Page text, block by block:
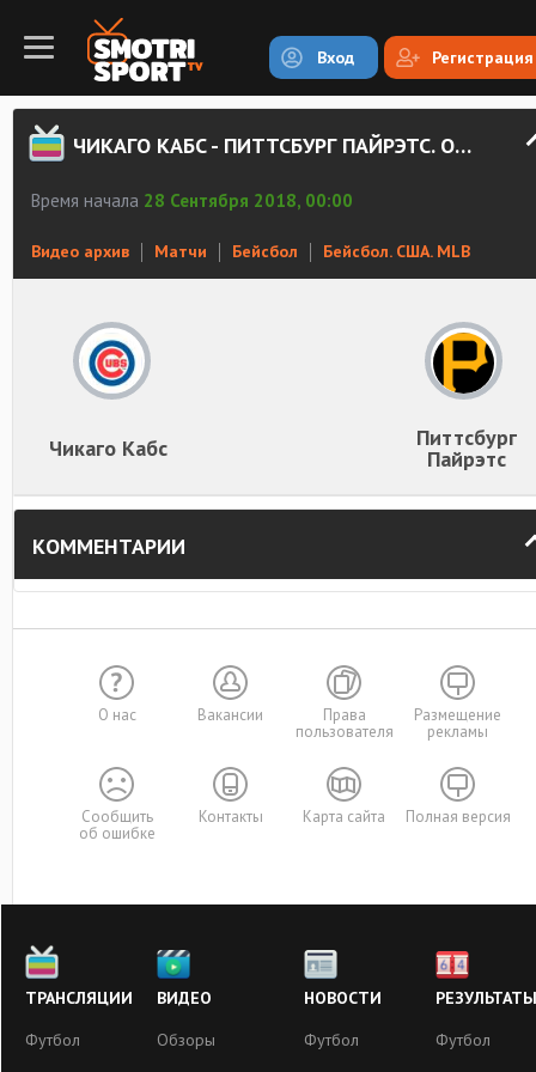
Вход Регистрация
ЧИКАГО КАБC - ПИТТСБУРГ ПАЙРЭТС. ОБЗОР МАТЧА
Время начала 28 Сентября 2018, 00:00
Видео архив Матчи Бейсбол Бейсбол. США. MLB
Чикаго Кабc Питтсбург
Пайрэтс
КОММЕНТАРИИ
О нас Вакансии
Права
пользователя
Размещение
рекламы
Сообщить
об ошибке
Контакты Карта сайта Полная версия
ТРАНСЛЯЦИИ
Футбол
ВИДЕО
Обзоры
НОВОСТИ
Футбол
РЕЗУЛЬТАТЫ
Футбол